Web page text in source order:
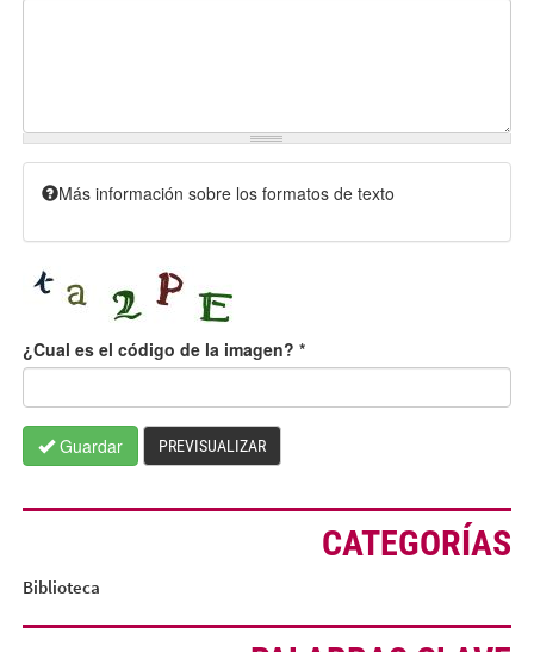
Más información sobre los formatos de texto
¿Cual es el código de la imagen? *
Guardar PREVISUALIZAR
CATEGORÍAS
Biblioteca